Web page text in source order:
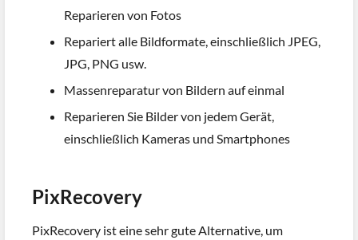
Reparieren von Fotos
Repariert alle Bildformate, einschließlich JPEG,
JPG, PNG usw.
Massenreparatur von Bildern auf einmal
Reparieren Sie Bilder von jedem Gerät,
einschließlich Kameras und Smartphones
PixRecovery
PixRecovery ist eine sehr gute Alternative, um